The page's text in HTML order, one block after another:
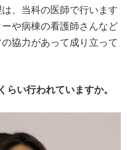
、当科の医師で行います
や病棟の看護師さんなど
協力があって成り立って
らい行われていますか。